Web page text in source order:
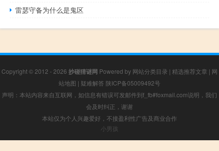
雷瑟守备为什么是鬼区
Copyright © 2012 - 2026 抄碰猜谜网 Powered by 网站分类目录 | 精选推荐文章 | 网
站地图 | 疑难解答 陕ICP备05009492号
声明：本站内容来自互联网，如信息有错误可发邮件到f_fb#foxmail.com说明，我们
会及时纠正，谢谢
本站仅为个人兴趣爱好，不接盈利性广告及商业合作
小男孩